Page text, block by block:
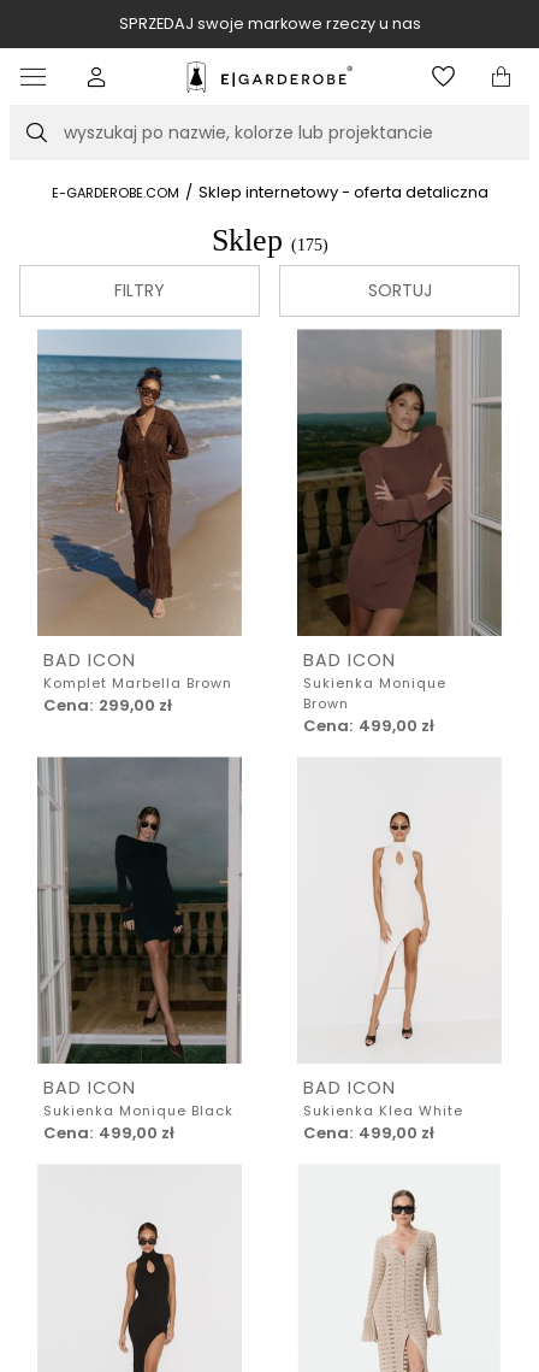
SPRZEDAJ swoje markowe rzeczy u nas
Szukaj
E-GARDEROBE.COM / Sklep internetowy - oferta detaliczna
Sklep (175)
FILTRY SORTUJ
BAD ICON
Komplet Marbella Brown
Cena: 299,00 zł
BAD ICON
Sukienka Monique
Brown
Cena: 499,00 zł
BAD ICON
Sukienka Monique Black
Cena: 499,00 zł
BAD ICON
Sukienka Klea White
Cena: 499,00 zł